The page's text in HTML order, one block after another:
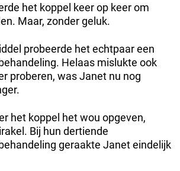
het koppel keer op keer om
Maar, zonder geluk.
probeerde het echtpaar een
Helaas mislukte ook
proberen, was Janet nu nog
het koppel het wou opgeven,
Bij hun dertiende
geraakte Janet eindelijk